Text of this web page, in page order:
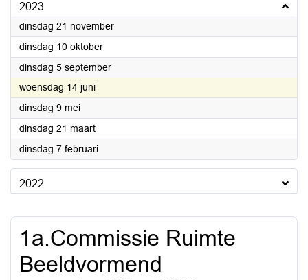
2023
dinsdag 21 november2023
dinsdag 10 oktober2023
dinsdag 5 september2023
woensdag 14 juni2023
dinsdag 9 mei2023
dinsdag 21 maart2023
dinsdag 7 februari2023
2022
1a.Commissie Ruimte
Beeldvormend